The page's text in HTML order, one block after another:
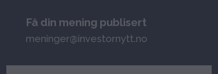
Få din mening publisert
meninger@investornytt.no